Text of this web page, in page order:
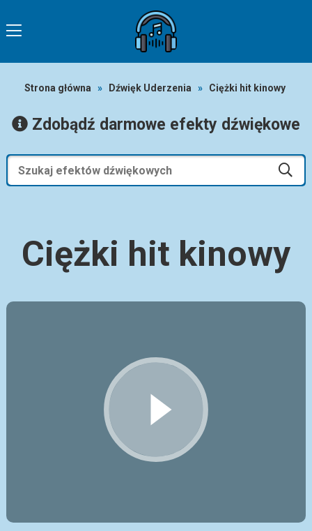
Strona główna » Dźwięk Uderzenia » Ciężki hit kinowy
Zdobądź darmowe efekty dźwiękowe
Ciężki hit kinowy